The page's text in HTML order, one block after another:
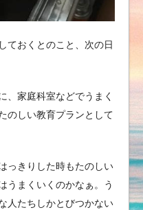
ておくとのこと、次の日
家庭科室などでうまく
のしい教育プランとして
っきりした時もたのしい
うまくいくのかなぁ。う
人たちしかとびつかない